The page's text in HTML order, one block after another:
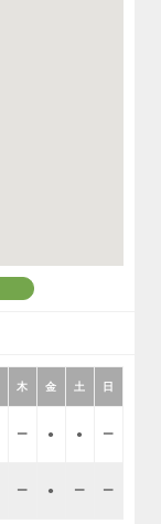
木 金 土 日
ー ● ● ー
ー ● ー ー